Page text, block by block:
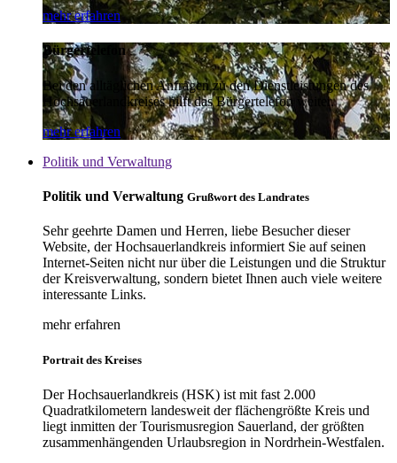
mehr erfahren
Bürgertelefon
Bei den alltäglichen Anfragen zu den Dienstleistungen des
Hochsauerlandkreises hilft das Bürgertelefon weiter.
mehr erfahren
Politik und Verwaltung
Politik und Verwaltung Grußwort des Landrates
Sehr geehrte Damen und Herren, liebe Besucher dieser
Website, der Hochsauerlandkreis informiert Sie auf seinen
Internet-Seiten nicht nur über die Leistungen und die Struktur
der Kreisverwaltung, sondern bietet Ihnen auch viele weitere
interessante Links.
mehr erfahren
Portrait des Kreises
Der Hochsauerlandkreis (HSK) ist mit fast 2.000
Quadratkilometern landesweit der flächengrößte Kreis und
liegt inmitten der Tourismusregion Sauerland, der größten
zusammenhängenden Urlaubsregion in Nordrhein-Westfalen.